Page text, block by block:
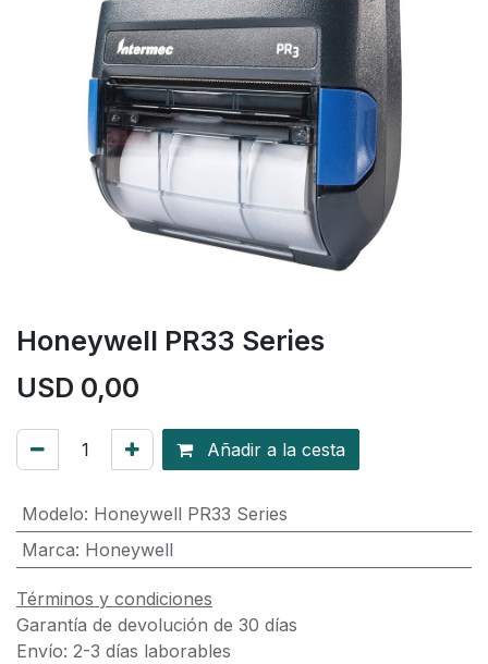
Honeywell PR33 Series
USD 0,00
Añadir a la cesta
Modelo: Honeywell PR33 Series
Marca: Honeywell
Términos y condiciones
Garantía de devolución de 30 días
Envío: 2-3 días laborables